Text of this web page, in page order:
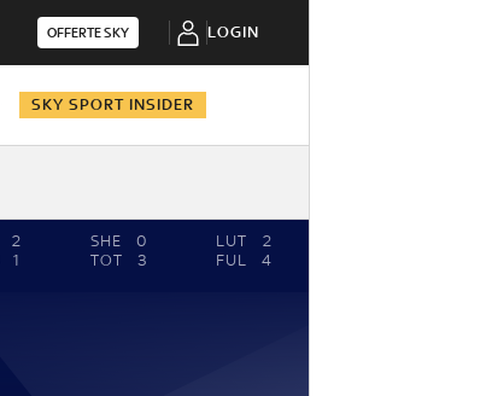
OFFERTE SKY LOGIN
SKY SPORT INSIDER
2
1
SHE
0
TOT
3
LUT
2
FUL
4